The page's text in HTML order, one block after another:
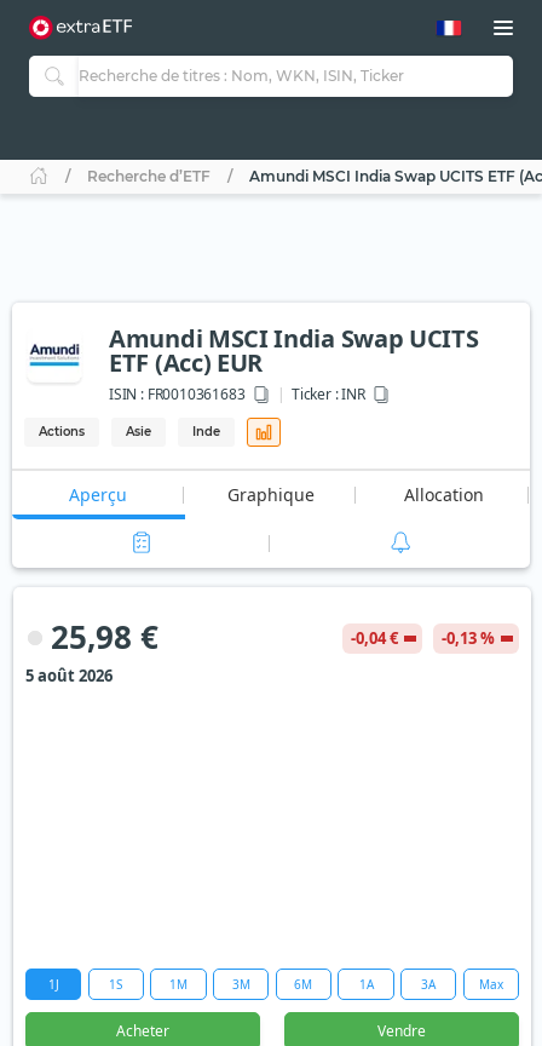
Recherche d’ETF Amundi MSCI India Swap UCITS ETF
Amundi MSCI India Swap UCITS
ETF (Acc) EUR
ISIN :FR0010361683 Ticker :INR
Actions Asie Inde
Aperçu Graphique Allocation
25,98 € -0,04 €
-0,13 %
5 août 2026
1J 1S 1M 3M 6M 1A 3A Max
Acheter Vendre